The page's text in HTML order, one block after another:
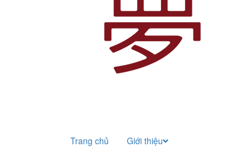
Trang chủ
Giới thiệu